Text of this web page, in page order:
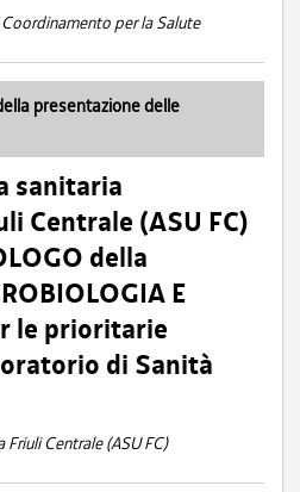
per la Salute
presentazione delle
sanitaria
Centrale (ASU FC)
della
E
le prioritarie
di Sanità
Centrale (ASU FC)